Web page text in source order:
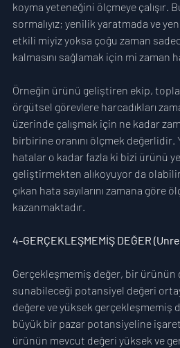
koyma yeteneğini ölçmeye çalışır.
sormalıyız; yenilik yaratmada ve
etkili miyiz yoksa çoğu zaman
kalmasını sağlamak için mi zaman
Örneğin ürünü geliştiren ekip,
örgütsel görevlere harcadıkları
üzerinde çalışmak için ne kadar
birbirine oranını ölçmek değerlidir.
hatalar o kadar fazla ki bizi ürünü
geliştirmekten alıkoyuyor da
çıkan hata sayılarını zamana göre
kazanmaktadır.
4-GERÇEKLEŞMEMİŞ DEĞER
Gerçekleşmemiş değer, bir
sunabileceği potansiyel değeri
değere ve yüksek gerçekleşmemiş
büyük bir pazar potansiyeline
ürünün mevcut değeri yüksek ve